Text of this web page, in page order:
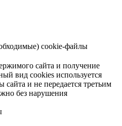
cookie-файлы
сайта и получение
вид cookies используется
сайта и не передается третьим
без нарушения